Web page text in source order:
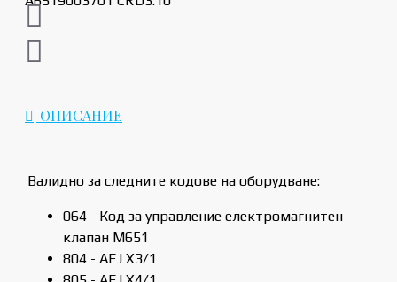
ОПИСАНИЕ
Валидно за следните кодове на оборудване:
064 - Код за управление електромагнитен
клапан M651
804 - AEJ X3/1